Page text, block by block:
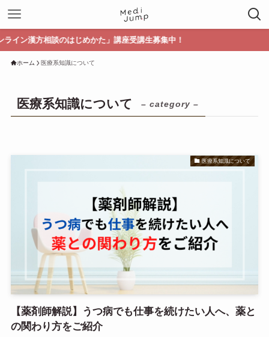
のはじめかた」講座受講生募集中！
ホーム 医療系知識について
医療系知識について – category –
医療系知識について
【薬剤師解説】うつ病でも仕事を続けたい人へ、薬と
の関わり方をご紹介